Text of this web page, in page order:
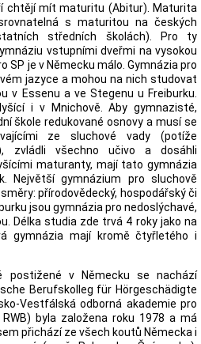
chtějí mít maturitu (Abitur). Maturita
s maturitou na českých
středních školách). Pro ty
vstupními dveřmi na vysokou
SP je v Německu málo. Gymnázia pro
jazyce a mohou na nich studovat
v Essenu a ve Stegenu u Freiburku.
i v Mnichově. Aby gymnazisté,
škole redukované osnovy a musí se
ze sluchové vady (potíže
zvládli všechno učivo a dosáhli
maturanty, mají tato gymnázia
Největší gymnázium pro sluchově
přírodovědecký, hospodářský či
jsou gymnázia pro nedoslýchavé,
Délka studia zde trvá 4 roky jako na
gymnázia mají kromě čtyřletého i
postižené v Německu se nachází
Berufskolleg für Hörgeschädigte
Vestfálská odborná akademie pro
byla založena roku 1978 a má
přichází ze všech koutů Německa i